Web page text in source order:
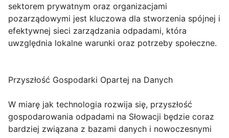
sektorem prywatnym oraz organizacjami
pozarządowymi jest kluczowa dla stworzenia spójnej i
efektywnej sieci zarządzania odpadami, która
uwzględnia lokalne warunki oraz potrzeby społeczne.
Przyszłość Gospodarki Opartej na Danych
W miarę jak technologia rozwija się, przyszłość
gospodarowania odpadami na Słowacji będzie coraz
bardziej związana z bazami danych i nowoczesnymi